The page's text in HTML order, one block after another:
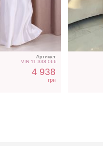
Артикул:
VIN-11-338-066
4 938
грн